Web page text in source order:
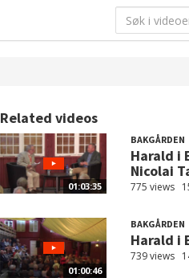
Related videos
01:03:35
BAKGÅRDEN
Harald i
Nicolai
775 views
01:00:46
BAKGÅRDEN
Harald i
739 views